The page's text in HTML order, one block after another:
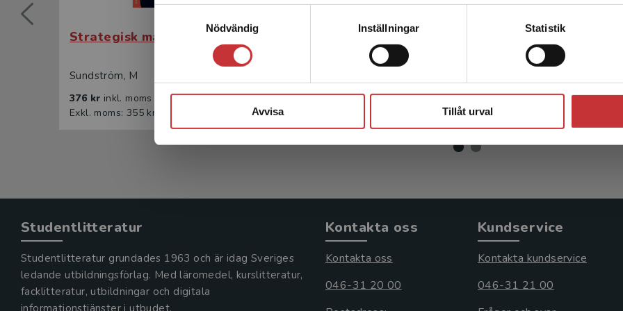
Samtyckesval
Nödvändig
Inställningar Statistik
Avvisa Tillåt urval
Strategisk marknadsföring
Sundström, M
376 kr inkl. moms
Exkl. moms: 355 kr
Strategisk marknadsföring
232 krinkl. moms
Exkl. moms: 219 kr
Lojalitet på riktigt
350 krinkl. moms
Exkl. moms: 330 kr
Studentlitteratur
Studentlitteratur grundades 1963 och är idag Sveriges
ledande utbildningsförlag. Med läromedel, kurslitteratur,
facklitteratur, utbildningar och digitala
Kontakta oss
Kontakta oss
046-31 20 00
Kundservice
Kontakta kundservice
046-31 21 00